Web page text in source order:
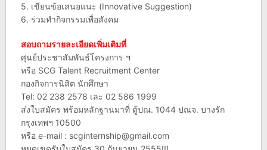
5. เขียนข้อเสนอแนะ (Innovative Suggestion)
6. ร่วมทำกิจกรรมเพื่อสังคม
สอบถามรายละเอียดเพิ่มเติมที่
ศุนย์ประชาสัมพันธ์โครงการ ฯ
หรือ SCG Talent Recruitment Center
กองกิจการนิสิต นักศึกษา
Tel: 02 238 2578 เละ 02 586 1999
ส่งใบสมัคร พร้อมหลักฐานมาที่ ตู้ปณ. 1044 ปณจ. บางรัก
กรุงเทพฯ 10500
หรือ e-mail : scginternship@gmail.com